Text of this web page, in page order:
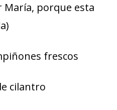
María, porque esta
frescos
cilantro